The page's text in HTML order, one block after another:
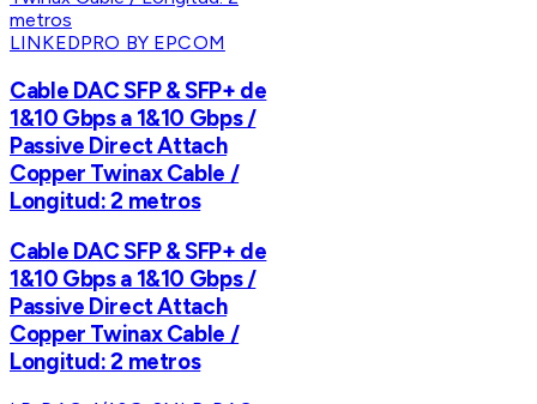
LINKEDPRO BY EPCOM
Cable DAC SFP & SFP+ de
1&10 Gbps a 1&10 Gbps /
Passive Direct Attach
Copper Twinax Cable /
Longitud: 2 metros
Cable DAC SFP & SFP+ de
1&10 Gbps a 1&10 Gbps /
Passive Direct Attach
Copper Twinax Cable /
Longitud: 2 metros